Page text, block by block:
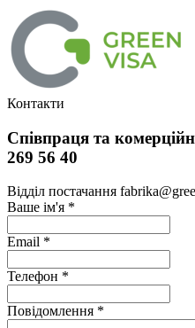
Контакти
Співпраця та
269 56 40
Відділ постачання
Ваше ім'я *
Email *
Телефон *
Повідомлення *